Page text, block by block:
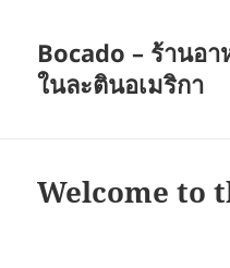
Bocado – ร้านอา
ในละตินอเมริกา
Welcome to